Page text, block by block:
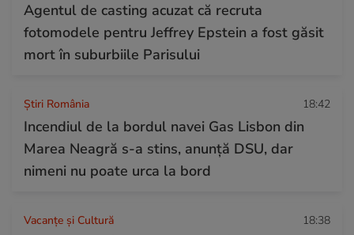
Agentul de casting acuzat că recruta
fotomodele pentru Jeffrey Epstein a fost găsit
mort în suburbiile Parisului
Știri România 18:42
Incendiul de la bordul navei Gas Lisbon din
Marea Neagră s-a stins, anunță DSU, dar
nimeni nu poate urca la bord
Vacanțe și Cultură 18:38